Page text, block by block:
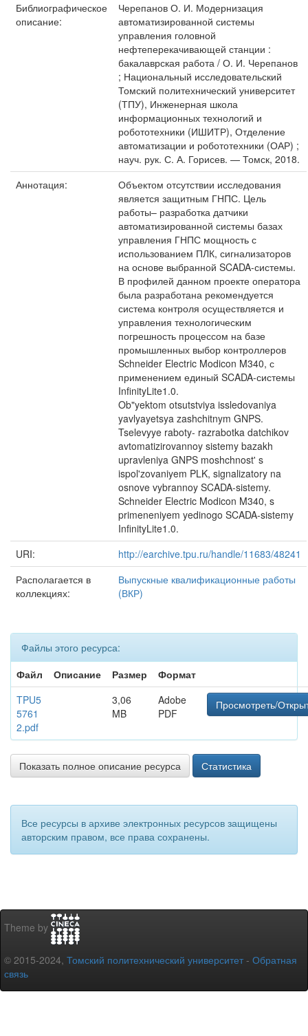
Библиографическое
описание:
Черепанов О. И. Модернизация
автоматизированной системы
управления головной
нефтеперекачивающей станции :
бакалаврская работа / О. И. Черепанов
; Национальный исследовательский
Томский политехнический университет
(ТПУ), Инженерная школа
информационных технологий и
робототехники (ИШИТР), Отделение
автоматизации и робототехники (ОАР) ;
науч. рук. С. А. Горисев. — Томск, 2018.
Аннотация:
Объектом отсутствии исследования
является защитным ГНПС. Цель
работы– разработка датчики
автоматизированной системы базах
управления ГНПС мощность с
использованием ПЛК, сигнализаторов
на основе выбранной SCADA-системы.
В профилей данном проекте оператора
была разработана рекомендуется
система контроля осуществляется и
управления технологическим
погрешность процессом на базе
промышленных выбор контроллеров
Schneider Electric Modicon M340, с
применением единый SCADA-системы
InfinityLite1.0.
Ob"yektom otsutstviya issledovaniya
yavlyayetsya zashchitnym GNPS.
Tselevyye raboty- razrabotka datchikov
avtomatizirovannoy sistemy bazakh
upravleniya GNPS moshchnost' s
ispol'zovaniyem PLK, signalizatory na
osnove vybrannoy SCADA-sistemy.
Schneider Electric Modicon M340, s
primeneniyem yedinogo SCADA-sistemy
InfinityLite1.0.
URI:
http://earchive.tpu.ru/handle/11683/48241
Располагается в
коллекциях:
Выпускные квалификационные работы
(ВКР)
Файлы этого ресурса:
Файл
Описание Размер
Формат
TPU5
5761
2.pdf
3,06
MB
Adobe
PDF
Просмотреть/
Показать полное описание ресурса Статистика
Все ресурсы в архиве электронных ресурсов защищены
авторским правом, все права сохранены.
Theme by
© 2015-2024, Томский политехнический университет - Обратная
связь